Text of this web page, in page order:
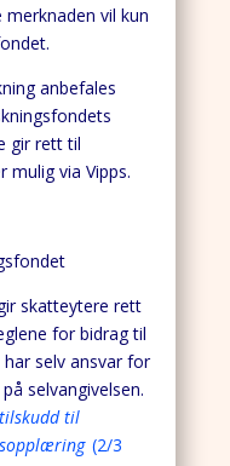
vil kun
anbefales
gir rett til
mulig via Vipps.
skatteytere rett
for bidrag til
selv ansvar for
selvangivelsen.
til
(2/3